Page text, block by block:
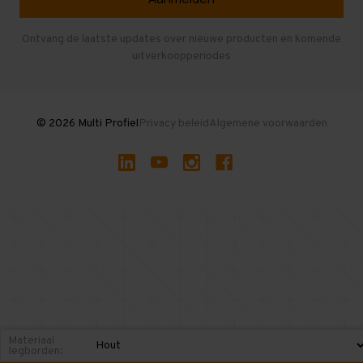
Gebruikte entresolvloeren
Ontvang de laatste updates over nieuwe producten en komende
uitverkoopperiodes
© 2026 Multi ProfielPrivacy beleidAlgemene voorwaarden
Materiaal
legborden: